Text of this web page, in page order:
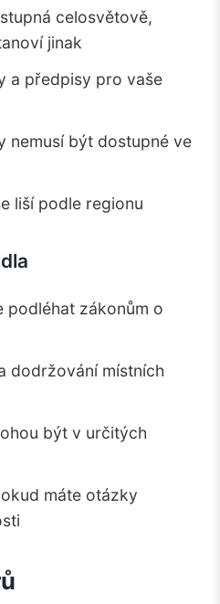
celosvětově,
jinak
a předpisy pro vaše
nemusí být dostupné ve
liší podle regionu
podléhat zákonům o
dodržování místních
být v určitých
máte otázky